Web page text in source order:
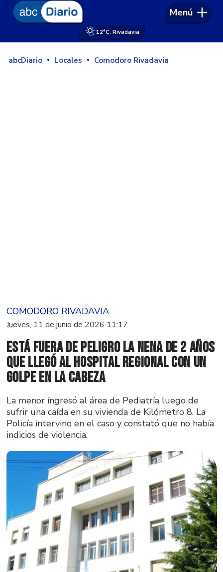
12°C. Rivadavia
Menú
abcDiario Locales Comodoro Rivadavia
COMODORO RIVADAVIA
Jueves, 11 de junio de 2026 11:17
Está fuera de peligro la nena de 2 años
que llegó al Hospital Regional con un
golpe en la cabeza
La menor ingresó al área de Pediatría luego de
sufrir una caída en su vivienda de Kilómetro 8. La
Policía intervino en el caso y constató que no había
indicios de violencia.